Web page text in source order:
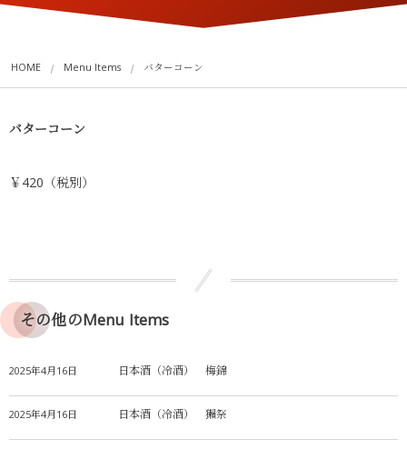
HOME Menu Items バターコーン
バターコーン
￥420（税別）
その他のMenu Items
2025年4月16日 日本酒（冷酒） 梅錦
2025年4月16日 日本酒（冷酒） 獺祭